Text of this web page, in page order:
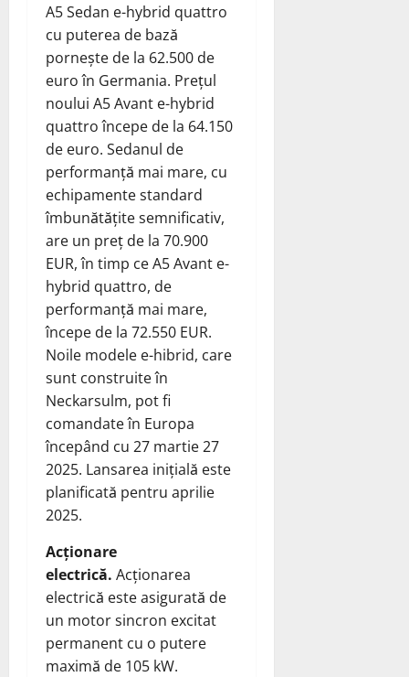
A5 Sedan e-hybrid quattro
cu puterea de bază
pornește de la 62.500 de
euro în Germania. Prețul
noului A5 Avant e-hybrid
quattro începe de la 64.150
de euro. Sedanul de
performanță mai mare, cu
echipamente standard
îmbunătățite semnificativ,
are un preț de la 70.900
EUR, în timp ce A5 Avant e-
hybrid quattro, de
performanță mai mare,
începe de la 72.550 EUR.
Noile modele e-hibrid, care
sunt construite în
Neckarsulm, pot fi
comandate în Europa
începând cu 27 martie 27
2025. Lansarea inițială este
planificată pentru aprilie
2025.
Acționare
electrică. Acționarea
electrică este asigurată de
un motor sincron excitat
permanent cu o putere
maximă de 105 kW.